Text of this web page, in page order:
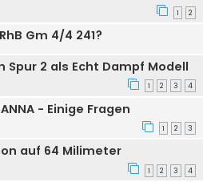
1 2
Gm 4/4 241?
Spur 2 als Echt Dampf Modell
1 2 3 4
- Einige Fragen
1 2 3
auf 64 Milimeter
1 2 3 4